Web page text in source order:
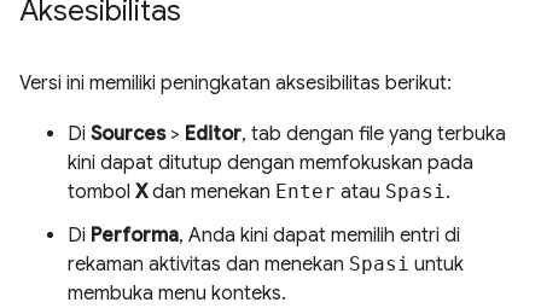
Aksesibilitas
Versi ini memiliki peningkatan aksesibilitas berikut:
Di Sources> Editor, tab dengan file yang terbuka
kini dapat ditutup dengan memfokuskan pada
tombol Xdan menekan Enter atau Spasi.
Di Performa, Anda kini dapat memilih entri di
rekaman aktivitas dan menekan Spasi untuk
membuka menu konteks.